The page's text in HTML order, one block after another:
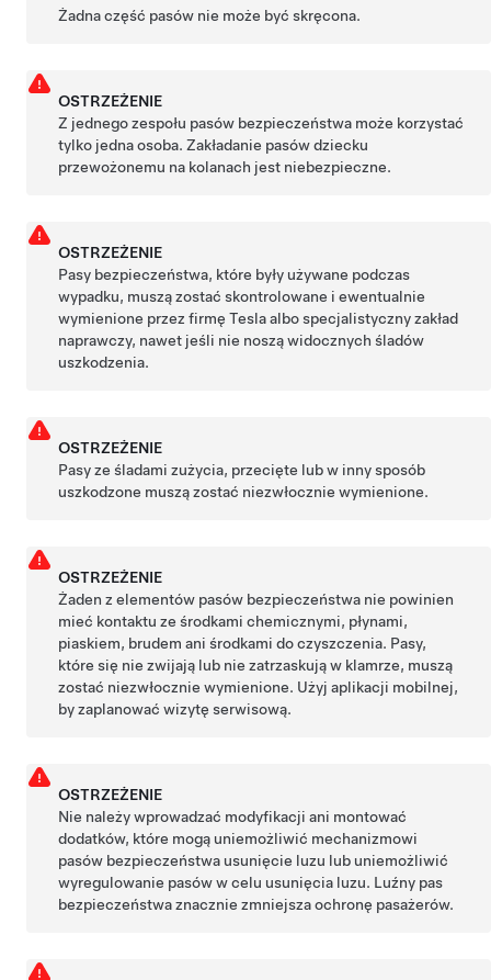
Żadna część pasów nie może być skręcona.
OSTRZEŻENIE
Z jednego zespołu pasów bezpieczeństwa może korzystać
tylko jedna osoba. Zakładanie pasów dziecku
przewożonemu na kolanach jest niebezpieczne.
OSTRZEŻENIE
Pasy bezpieczeństwa, które były używane podczas
wypadku, muszą zostać skontrolowane i ewentualnie
wymienione przez firmę Tesla albo specjalistyczny zakład
naprawczy, nawet jeśli nie noszą widocznych śladów
uszkodzenia.
OSTRZEŻENIE
Pasy ze śladami zużycia, przecięte lub w inny sposób
uszkodzone muszą zostać niezwłocznie wymienione.
OSTRZEŻENIE
Żaden z elementów pasów bezpieczeństwa nie powinien
mieć kontaktu ze środkami chemicznymi, płynami,
piaskiem, brudem ani środkami do czyszczenia. Pasy,
które się nie zwijają lub nie zatrzaskują w klamrze, muszą
zostać niezwłocznie wymienione. Użyj aplikacji mobilnej,
by zaplanować wizytę serwisową.
OSTRZEŻENIE
Nie należy wprowadzać modyfikacji ani montować
dodatków, które mogą uniemożliwić mechanizmowi
pasów bezpieczeństwa usunięcie luzu lub uniemożliwić
wyregulowanie pasów w celu usunięcia luzu. Luźny pas
bezpieczeństwa znacznie zmniejsza ochronę pasażerów.